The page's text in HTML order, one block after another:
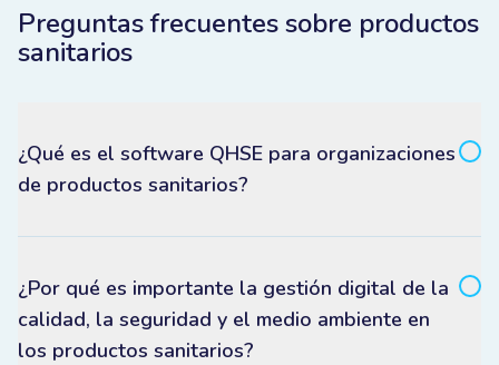
Preguntas frecuentes sobre productos
sanitarios
¿Qué es el software QHSE para organizaciones
de productos sanitarios?
¿Por qué es importante la gestión digital de la
calidad, la seguridad y el medio ambiente en
los productos sanitarios?